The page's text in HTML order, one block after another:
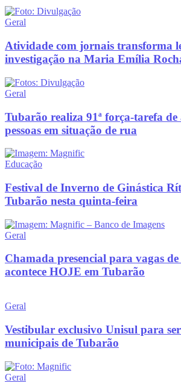
Geral
Atividade com jornais transforma
investigação na Maria Emília
Geral
Tubarão realiza 91ª força-tarefa
pessoas em situação de rua
Educação
Festival de Inverno de Ginástica
Tubarão nesta quinta-feira
Geral
Chamada presencial para vagas de
acontece HOJE em Tubarão
Geral
Vestibular exclusivo Unisul para
municipais de Tubarão
Geral